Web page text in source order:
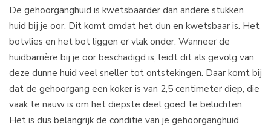
De gehoorganghuid is kwetsbaarder dan andere stukken
huid bij je oor. Dit komt omdat het dun en kwetsbaar is. Het
botvlies en het bot liggen er vlak onder. Wanneer de
huidbarrière bij je oor beschadigd is, leidt dit als gevolg van
deze dunne huid veel sneller tot ontstekingen. Daar komt bij
dat de gehoorgang een koker is van 2,5 centimeter diep, die
vaak te nauw is om het diepste deel goed te beluchten.
Het is dus belangrijk de conditie van je gehoorganghuid